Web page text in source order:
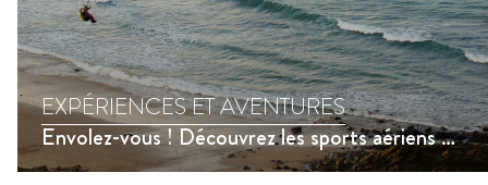
EXPÉRIENCES ET AVENTURES
Envolez-vous ! Découvrez les sports aériens en Normandie